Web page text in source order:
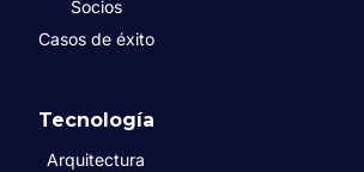
Socios
Casos de éxito
Tecnología
Arquitectura